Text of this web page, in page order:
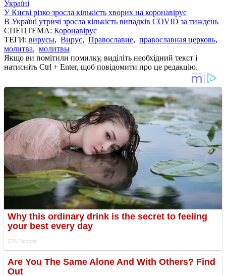
Україні
У Києві різко зросла кількість хворих на коронавірус
В Україні утричі зросла кількість випадків COVID за тиждень
СПЕЦТЕМА: Коронавірус
ТЕГИ: вирусы, Вирус, Православие, православная церковь,
молитва, молитвы
Якщо ви помітили помилку, виділіть необхідний текст і
натисніть Ctrl + Enter, щоб повідомити про це редакцію.